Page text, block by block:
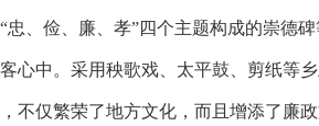
忠、俭、廉、孝”四个主题构成的崇德
心中。采用秧歌戏、太平鼓、剪纸等
不仅繁荣了地方文化，而且增添了廉政